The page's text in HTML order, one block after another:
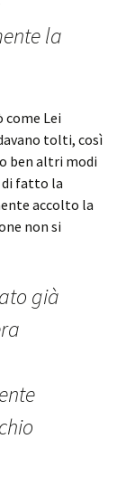
la
come Lei
tolti, così
ben altri modi
di fatto la
accolto la
non si
già